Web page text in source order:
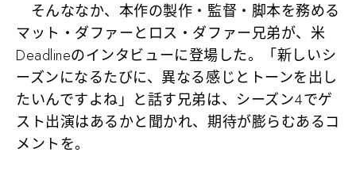
そんななか、本作の製作・監督・脚本を務める
マット・ダファーとロス・ダファー兄弟が、米
Deadlineのインタビューに登場した。「新しいシ
ーズンになるたびに、異なる感じとトーンを出し
たいんですよね」と話す兄弟は、シーズン4でゲ
スト出演はあるかと聞かれ、期待が膨らむあるコ
メントを。